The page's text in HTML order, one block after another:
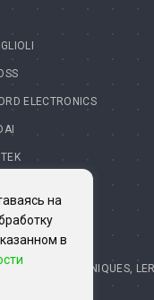
ELECTRONICS
(CONTROL TECHNIQUES,
на
в